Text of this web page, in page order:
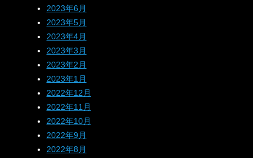
2023年6月
2023年5月
2023年4月
2023年3月
2023年2月
2023年1月
2022年12月
2022年11月
2022年10月
2022年9月
2022年8月